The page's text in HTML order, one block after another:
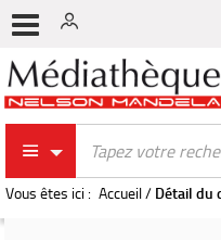
Vous êtes ici : Accueil/ Détail du